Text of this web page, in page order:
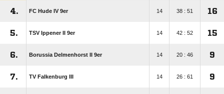
4. FC Hude IV 9er 14 38 : 51 16
5. TSV Ippener II 9er 14 42 : 52 15
6. Borussia Delmenhorst II 9er 14 20 : 46 9
7. TV Falkenburg III 14 26 : 61 9